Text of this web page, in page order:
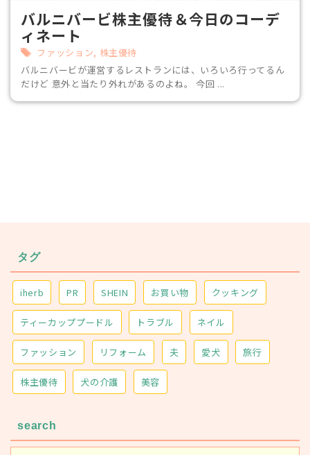
バルニバービ株主優待＆今日のコーデ
ィネート
ファッション, 株主優待
バルニバービが運営するレストランには、いろいろ行ってるん
だけど 意外と当たり外れがあるのよね。 今回 ...
タグ
iherb PR SHEIN お買い物 クッキング
ティーカッププードル トラブル ネイル
ファッション リフォーム 夫 愛犬 旅行
株主優待 犬の介護 美容
search